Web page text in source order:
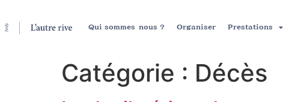
Qui sommes-nous ? Organiser Prestations
Catégorie : Décès